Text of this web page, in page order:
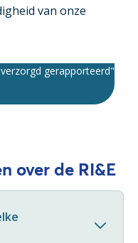
van onze
gerapporteerd"
over de RI&E